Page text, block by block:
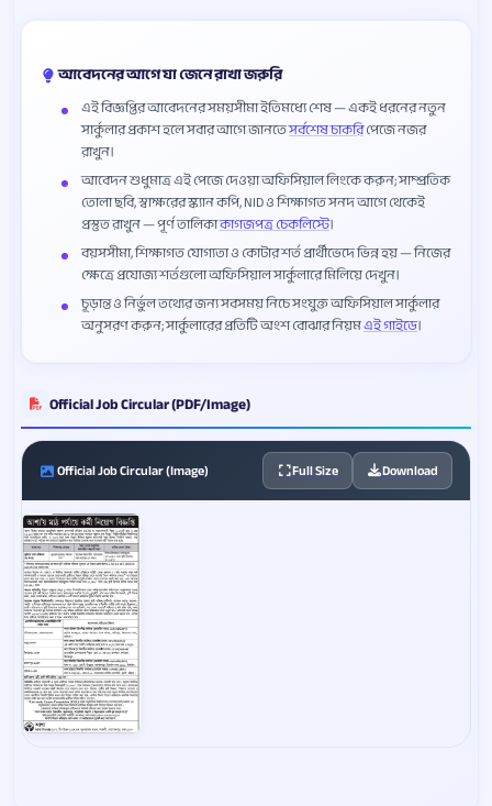
আবেদনের আগে যা জেনে রাখা জরুরি
এই বিজ্ঞপ্তির আবেদনের সময়সীমা ইতিমধ্যে শেষ — একই ধরনের নতুন
সার্কুলার প্রকাশ হলে সবার আগে জানতেসর্বশেষ চাকরিপেজে নজর
রাখুন।
আবেদন শুধুমাত্র এই পেজে দেওয়া অফিসিয়াল লিংকে করুন; সাম্প্রতিক
তোলা ছবি, স্বাক্ষরের স্ক্যান কপি, NID ও শিক্ষাগত সনদ আগে থেকেই
প্রস্তুত রাখুন — পূর্ণ তালিকাকাগজপত্র চেকলিস্টে।
বয়সসীমা, শিক্ষাগত যোগ্যতা ও কোটার শর্ত প্রার্থীভেদে ভিন্ন হয় — নিজের
ক্ষেত্রে প্রযোজ্য শর্তগুলো অফিসিয়াল সার্কুলারে মিলিয়ে দেখুন।
চূড়ান্ত ও নির্ভুল তথ্যের জন্য সবসময় নিচে সংযুক্ত অফিসিয়াল সার্কুলার
অনুসরণ করুন; সার্কুলারের প্রতিটি অংশ বোঝার নিয়মএই গাইডে।
Official Job Circular (PDF/Image)
Official Job Circular (Image) Full Size Download